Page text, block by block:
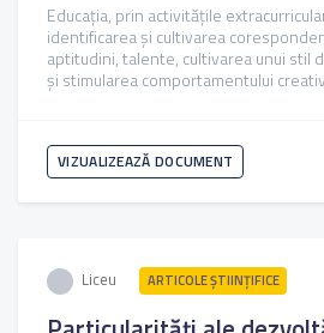
Educația, prin activitățile
identificarea și cultivarea
aptitudini, talente, cultivarea unui stil
și stimularea comportamentului
VIZUALIZEAZĂ DOCUMENT
Liceu ARTICOLE ŞTIINȚIFICE